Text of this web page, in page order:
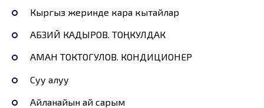
Кыргыз жеринде кара кытайлар
АБЗИЙ КАДЫРОВ. ТОҢКУЛДАК
АМАН ТОКТОГУЛОВ. КОНДИЦИОНЕР
Суу алуу
Айланайын ай сарым